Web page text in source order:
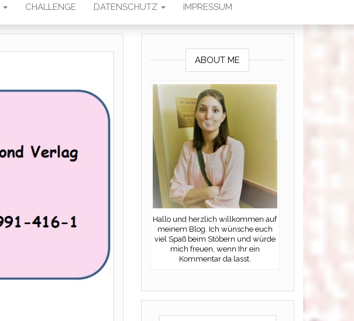
CHALLENGE DATENSCHUTZ IMPRESSUM
ABOUT ME
Hallo und herzlich willkommen auf
meinem Blog. Ich wünsche euch
viel Spaß beim Stöbern und würde
mich freuen, wenn Ihr ein
Kommentar da lasst.